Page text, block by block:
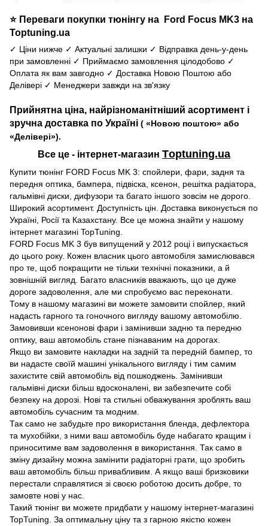
⭐ Переваги покупки тюнінгу на Ford Focus MK3 на
Toptuning.ua
✓ Ціни нижче ✓ Актуальні залишки ✓ Відправка день-у-день
при замовленні ✓ Приймаємо замовлення цілодобово ✓
Оплата як вам завгодно ✓ Доставка Новою Поштою або
Делівері ✓ Менеджери завжди на зв'язку
Прийнятна ціна, найрізноманітніший асортимент і
зручна доставка по Україні ( «Новою поштою» або
«Делівері»).
Все це - інтернет-магазин Тoptuning.ua
Купити тюнінг FORD Focus MK 3: спойлери, фари, задня та
передня оптика, бампера, підвіска, ксенон, решітка радіатора,
гальмівні диски, дифузори та багато іншого зовсім не дорого.
Широкий асортимент. Доступність цін. Доставка виконується по
Україні, Росії та Казахстану. Все це можна знайти у нашому
інтернет магазині TopTuning.
FORD Focus MK 3 був випущений у 2012 році і випускається
до цього року. Кожен власник цього автомобіля замислювався
про те, щоб покращити не тільки технічні показники, а й
зовнішній вигляд. Багато власників вважають, що це дуже
дороге задоволення, але ми спробуємо вас переконати.
Тому в нашому магазині ви можете замовити спойлер, який
надасть гарного та гоночного вигляду вашому автомобілю.
Замовивши ксенонові фари і замінивши задню та передню
оптику, ваш автомобіль стане пізнаваним на дорогах.
Якщо ви замовите накладки на задній та передній бампер, то
ви надасте своїй машині унікального вигляду і тим самим
захистите свій автомобіль від пошкоджень. Замінивши
гальмівні диски більш вдосконалені, ви забезпечите собі
безпеку на дорозі. Нові та стильні обважування зроблять ваш
автомобіль сучасним та модним.
Так само не забудьте про використання бленда, дефлектора
та мухобійки, з ними ваш автомобіль буде набагато кращим і
приноситиме вам задоволення в використання. Так само в
зміну дизайну можна замінити радіаторні грати, що зробить
ваш автомобіль більш привабливим. А якщо ваші бризковики
перестали справлятися зі своєю роботою досить добре, то
замовте нові у нас.
Такий тюнінг ви можете придбати у нашому інтернет-магазині
TopTuning. За оптимальну ціну та з гарною якістю кожен